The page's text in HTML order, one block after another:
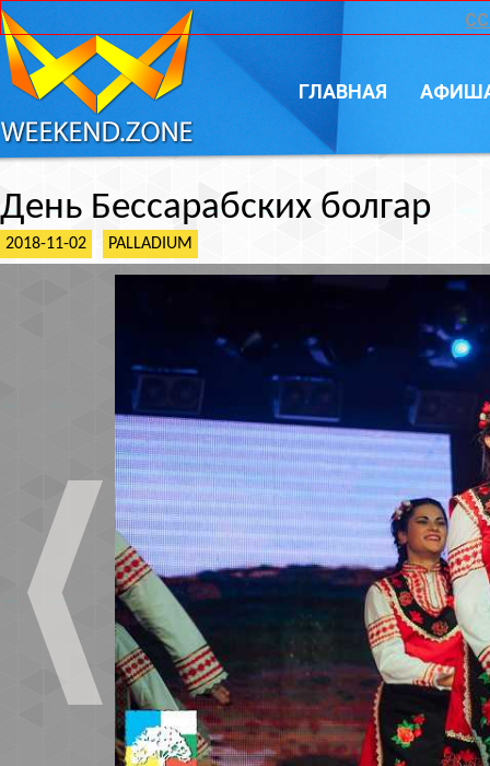
ГЛАВНАЯ
День Бессарабских болгар
2018-11-02 PALLADIUM